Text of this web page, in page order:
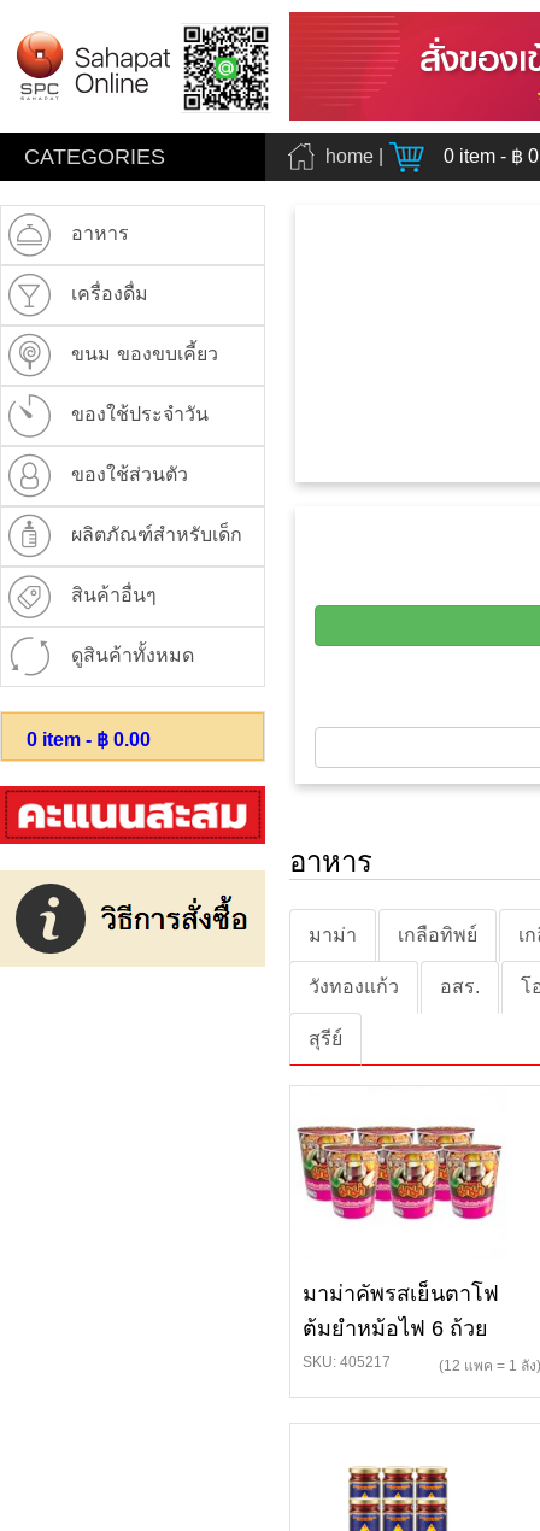
CATEGORIES home 0 item - ฿
อาหาร
เครื่องดื่ม
ขนม ของขบเคี้ยว
ของใช้ประจำวัน
ของใช้ส่วนตัว
ผลิตภัณฑ์สำหรับเด็ก
สินค้าอื่นๆ
ดูสินค้าทั้งหมด
0 item - ฿ 0.00
อาหาร
มาม่า เกลือทิพย์ เ
วังทองแก้ว อสร. โ
สุรีย์
มาม่าคัพรสเย็นตาโฟ
ต้มยำหม้อไฟ 6 ถ้วย
SKU: 405217 (12 แพค = 1 ลัง)